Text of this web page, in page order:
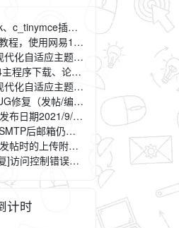
，平滑迁移到tiny新版本编辑器插件
易163邮箱快速设置SMTP
主题，完整版前端功能描述
坛搭建教程、常见问题汇总
题，完整版后台设置功能描述
发帖/编辑都已解决）
日期2021/9/12）
然无法发送的排查指南
传附件尺寸大小限制
洞修复（CVE-2020-21493）
计时